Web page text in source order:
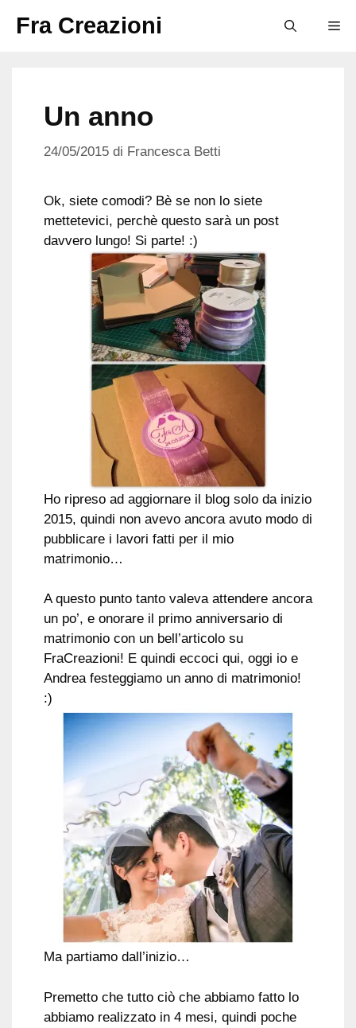
Fra Creazioni
Un anno
24/05/2015 di Francesca Betti
Ok, siete comodi? Bè se non lo siete
mettetevici, perchè questo sarà un post
davvero lungo! Si parte! :)
Ho ripreso ad aggiornare il blog solo da inizio
2015, quindi non avevo ancora avuto modo di
pubblicare i lavori fatti per il mio
matrimonio…
A questo punto tanto valeva attendere ancora
un po’, e onorare il primo anniversario di
matrimonio con un bell’articolo su
FraCreazioni! E quindi eccoci qui, oggi io e
Andrea festeggiamo un anno di matrimonio!
:)
Ma partiamo dall’inizio…
Premetto che tutto ciò che abbiamo fatto lo
abbiamo realizzato in 4 mesi, quindi poche